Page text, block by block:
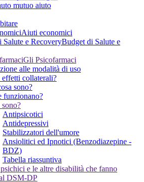
mutuo aiuto
Aiuti economici
Budget di Salute e
Gli Psicofarmaci
alle modalità di uso
collaterali?
sono?
funzionano?
Antipsicotici
Antidepressivi
Stabilizzatori dell'umore
Ansiolitici ed Ipnotici (Benzodiazepine -
BDZ)
Tabella riassuntiva